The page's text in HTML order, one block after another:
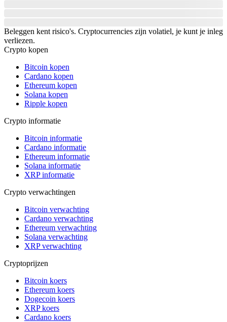
Beleggen kent risico's. Cryptocurrencies zijn volatiel, je kunt je inleg
verliezen.
Crypto kopen
Bitcoin kopen
Cardano kopen
Ethereum kopen
Solana kopen
Ripple kopen
Crypto informatie
Bitcoin informatie
Cardano informatie
Ethereum informatie
Solana informatie
XRP informatie
Crypto verwachtingen
Bitcoin verwachting
Cardano verwachting
Ethereum verwachting
Solana verwachting
XRP verwachting
Cryptoprijzen
Bitcoin koers
Ethereum koers
Dogecoin koers
XRP koers
Cardano koers